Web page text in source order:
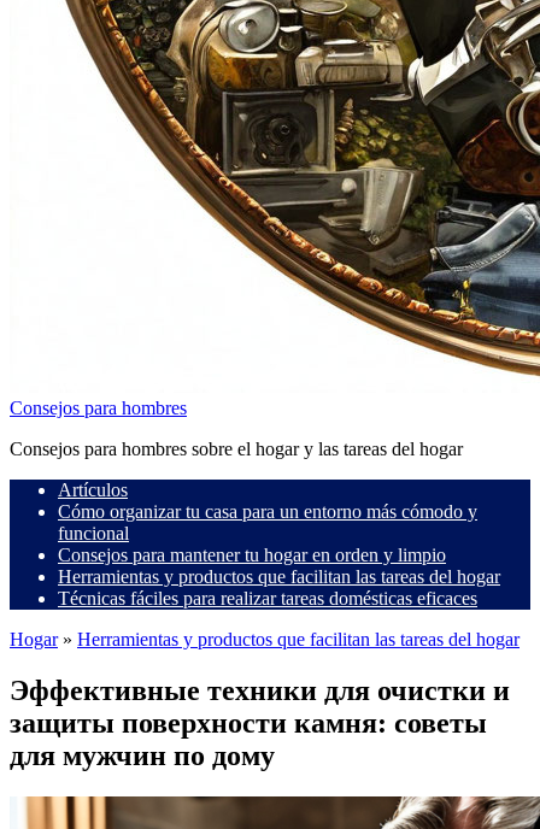
Consejos para hombres
Consejos para hombres sobre el hogar y las tareas del hogar
Artículos
Cómo organizar tu casa para un entorno más cómodo y
funcional
Consejos para mantener tu hogar en orden y limpio
Herramientas y productos que facilitan las tareas del hogar
Técnicas fáciles para realizar tareas domésticas eficaces
Hogar» Herramientas y productos que facilitan las tareas del hogar
Эффективные техники для очистки и
защиты поверхности камня: советы
для мужчин по дому